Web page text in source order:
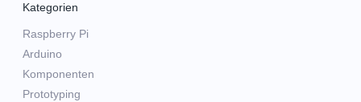
Kategorien
Raspberry Pi
Arduino
Komponenten
Prototyping